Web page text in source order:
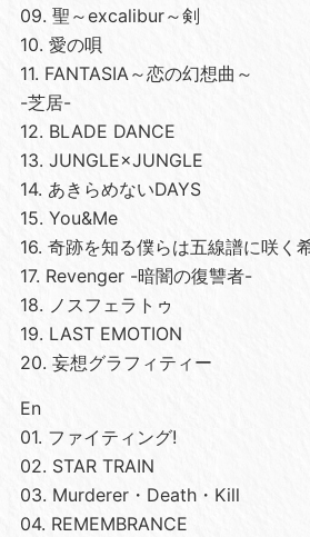
09. 聖～excalibur～剣
10. 愛の唄
11. FANTASIA～恋の幻想曲～
-芝居-
12. BLADE DANCE
13. JUNGLE×JUNGLE
14. あきらめないDAYS
15. You&Me
16. 奇跡を知る僕らは五線譜に咲く
17. Revenger -暗闇の復讐者-
18. ノスフェラトゥ
19. LAST EMOTION
20. 妄想グラフィティー
En
01. ファイティング!
02. STAR TRAIN
03. Murderer・Death・Kill
04. REMEMBRANCE